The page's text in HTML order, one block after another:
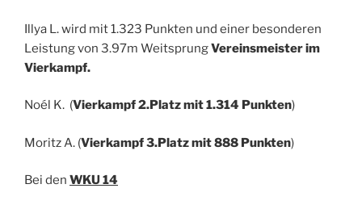
Illya L. wird mit 1.323 Punkten und einer besonderen
Leistung von 3.97m WeitsprungVereinsmeister im
Vierkampf.
Noél K. (Vierkampf 2.Platz mit 1.314 Punkten)
Moritz A. (Vierkampf 3.Platz mit 888 Punkten)
Bei den WKU 14